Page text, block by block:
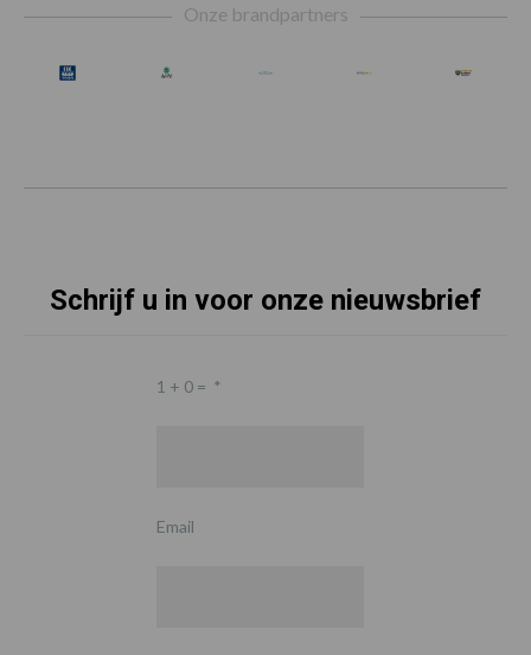
Onze brandpartners
Schrijf u in voor onze nieuwsbrief
1 + 0 = *
Email